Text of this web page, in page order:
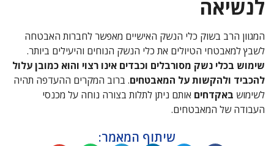
לנשיאה
המגוון הרב בשוק כלי הנשק האישיים מאפשר לחברות האבטחה
לשבץ למאבטחי הטיולים את כלי הנשק הנוחים והיעילים ביותר.
שימוש בכלי נשק מסורבלים וכבדים אינו רצוי והוא כמובן עלול
להכביד ולהקשות על המאבטחים. ברוב המקרים ההעדפה תהיה
לשימוש באקדחים אותם ניתן לתלות בצורה נוחה על מכנסי
העבודה של המאבטחים.
שיתוף המאמר: